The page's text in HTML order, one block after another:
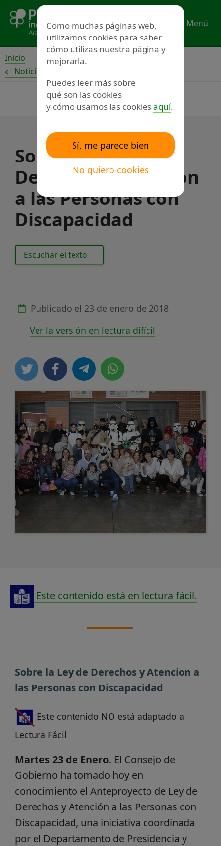
contenido
Menú
Inicio
Noticias
Sobre la Ley de
Derechos y Atencion
a las Personas con
Discapacidad
Escuchar el texto
Publicado el 23 de enero de 2018
Ver la versión en lectura difícil
Este contenido está en lectura fácil.
Sobre la Ley de Derechos y Atencion a
las Personas con Discapacidad
Este contenido NO está adaptado a
Lectura Fácil
Martes 23 de Enero. El Consejo de
Gobierno ha tomado hoy en
conocimiento el Anteproyecto de Ley de
Derechos y Atención a las Personas con
Discapacidad, una iniciativa coordinada
por el Departamento de Presidencia y
Como muchas páginas web,
utilizamos cookies para saber
cómo utilizas nuestra página y
mejorarla.
Puedes leer más sobre
qué son las cookies
y cómo usamos las cookiesaquí.
Sí, me parece bien
No quiero cookies